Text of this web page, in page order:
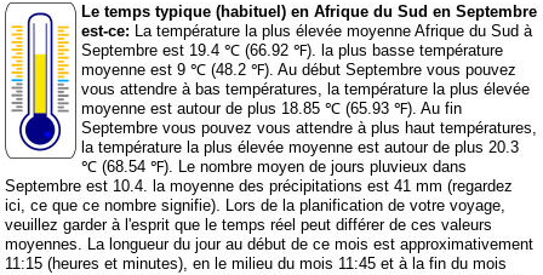
Le temps typique (habituel) en Afrique du Sud en Septembre
est-ce: La température la plus élevée moyenne Afrique du Sud à
Septembre est 19.4 ℃ (66.92 ℉). la plus basse température
moyenne est 9 ℃ (48.2 ℉). Au début Septembre vous pouvez
vous attendre à bas températures, la température la plus élevée
moyenne est autour de plus 18.85 ℃ (65.93 ℉). Au fin
Septembre vous pouvez vous attendre à plus haut températures,
la température la plus élevée moyenne est autour de plus 20.3
℃ (68.54 ℉). Le nombre moyen de jours pluvieux dans
Septembre est 10.4. la moyenne des précipitations est 41 mm (regardez
ici, ce que ce nombre signifie). Lors de la planification de votre voyage,
veuillez garder à l'esprit que le temps réel peut différer de ces valeurs
moyennes. La longueur du jour au début de ce mois est approximativement
11:15 (heures et minutes), en le milieu du mois 11:45 et à la fin du mois